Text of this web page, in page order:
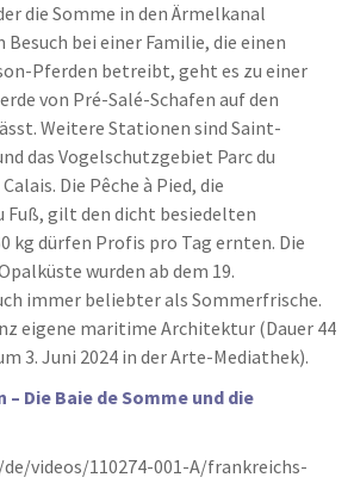
die Somme in den Ärmelkanal
Besuch bei einer Familie, die einen
Pferden betreibt, geht es zu einer
von Pré-Salé-Schafen auf den
Weitere Stationen sind Saint-
das Vogelschutzgebiet Parc du
Die Pêche à Pied, die
Fuß, gilt den dicht besiedelten
kg dürfen Profis pro Tag ernten. Die
wurden ab dem 19.
immer beliebter als Sommerfrische.
eigene maritime Architektur (Dauer 44
3. Juni 2024 in der Arte-Mediathek).
Die Baie de Somme und die
videos/110274-001-A/frankreichs-